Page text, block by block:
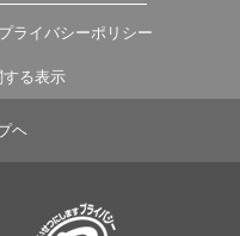
プライバシーポリシー
る表示
ヘ